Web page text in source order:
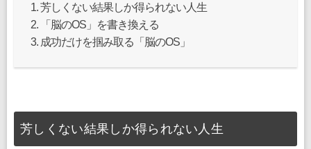
芳しくない結果しか得られない人生
「脳のOS」を書き換える
成功だけを掴み取る「脳のOS」
芳しくない結果しか得られない人生